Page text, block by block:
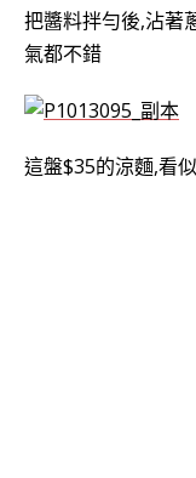
把醬料拌勻後,沾著
氣都不錯
這盤$35的涼麵,看